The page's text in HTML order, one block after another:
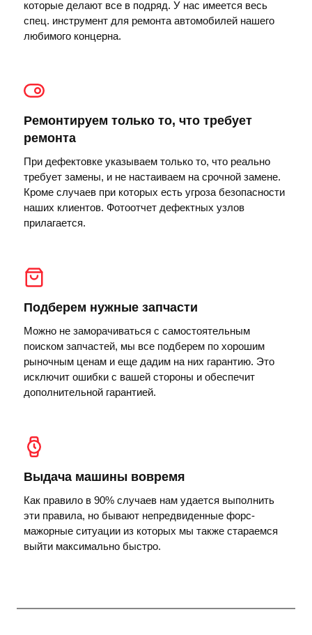
которые делают все в подряд. У нас имеется весь
спец. инструмент для ремонта автомобилей нашего
любимого концерна.
Ремонтируем только то, что требует
ремонта
При дефектовке указываем только то, что реально
требует замены, и не настаиваем на срочной замене.
Кроме случаев при которых есть угроза безопасности
наших клиентов. Фотоотчет дефектных узлов
прилагается.
Подберем нужные запчасти
Можно не заморачиваться с самостоятельным
поиском запчастей, мы все подберем по хорошим
рыночным ценам и еще дадим на них гарантию. Это
исключит ошибки с вашей стороны и обеспечит
дополнительной гарантией.
Выдача машины вовремя
Как правило в 90% случаев нам удается выполнить
эти правила, но бывают непредвиденные форс-
мажорные ситуации из которых мы также стараемся
выйти максимально быстро.